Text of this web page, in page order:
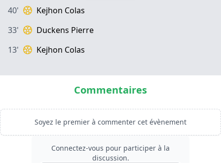
40'
Kejhon Colas
33'
Duckens Pierre
13'
Kejhon Colas
Commentaires
Soyez le premier à commenter cet évènement
Connectez-vous pour participer à la
discussion.